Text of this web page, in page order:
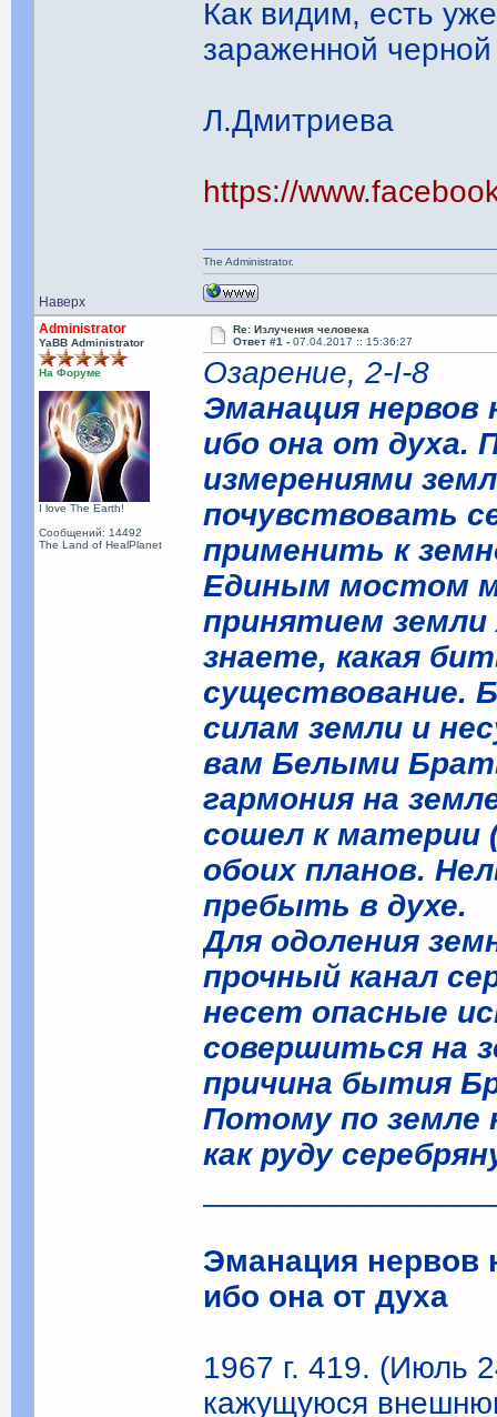
Как видим, есть
зараженной
Л.Дмитриева
https://
Наверх
The Administrator.
Administrator
YaBB Administrator
На Форуме
I love The Earth!
Сообщений: 14492
The Land of HealPlanet
Re: Излучения человека
Ответ #1 -07.04.2017 :: 15:36:27
Озарение, 2-I-8
Эманация нервов
ибо она от духа.
измерениями
почувствовать
применить к
Единым мостом
принятием
знаете, какая
существование.
силам земли и
вам Белыми
гармония на
сошел к материи
обоих планов.
пребыть в духе.
Для одоления
прочный канал
несет опасные
совершиться на
причина бытия
Потому по земле
как руду
Эманация нервов
ибо она от духа
1967 г. 419. (Июль
кажущуюся